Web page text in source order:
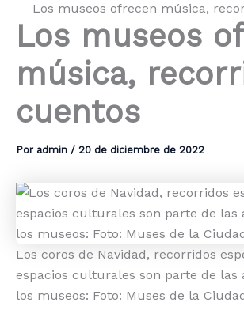
Los museos ofrecen música,
Los museos
música,
cuentos
Por admin / 20 de diciembre de 2022
Los coros de Navidad, recorridos
espacios culturales son parte de las
los museos: Foto: Muses de la